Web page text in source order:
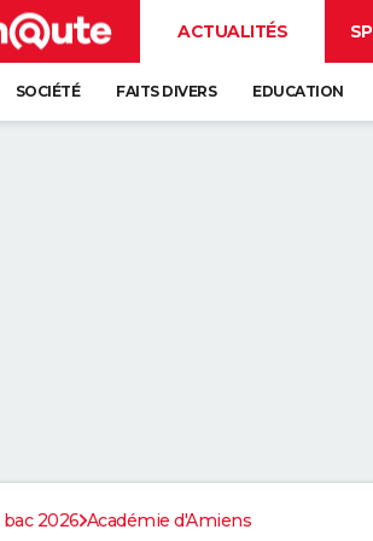
ACTUALITÉS
SOCIÉTÉ FAITS DIVERS EDUCATION
2026 Académie d'Amiens